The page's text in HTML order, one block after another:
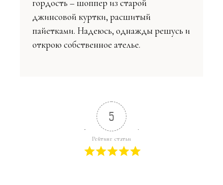
гордость – шоппер из старой
джинсовой куртки, расшитый
пайетками. Надеюсь, однажды решусь и
открою собственное ателье.
5
Рейтинг статьи